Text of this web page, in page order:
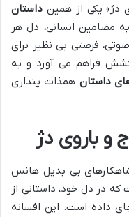
دژ» یکی از همین داستان
مضامین انسانی، دل هر
فرصتی بی نظیر برای
فراهم می آورد و به
داستان همذات پنداری
و باروی دژ
بی بدیل هانس
که در دل خود، داستانی از
داده است. این افسانه